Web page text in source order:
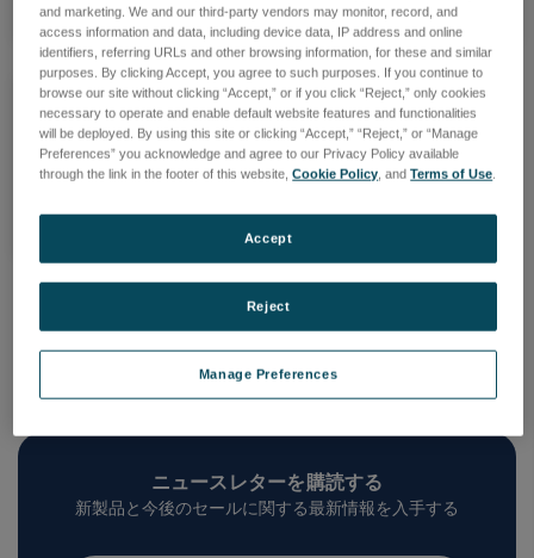
ワークサイズ 250
製品一覧
ニュースレターを購読する
新製品と今後のセールに関する最新情報を入手する
and marketing. We and our third-party vendors may monitor, record, and
access information and data, including device data, IP address and online
identifiers, referring URLs and other browsing information, for these and similar
purposes. By clicking Accept, you agree to such purposes. If you continue to
browse our site without clicking “Accept,” or if you click “Reject,” only cookies
necessary to operate and enable default website features and functionalities
will be deployed. By using this site or clicking “Accept,” “Reject,” or “Manage
Preferences” you acknowledge and agree to our Privacy Policy available
through the link in the footer of this website,Cookie Policy, andTerms of Use.
Manage Preferences
Reject
Accept